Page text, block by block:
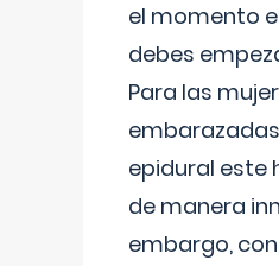
el momento
debes
Para las
epidural este
de manera
embargo,